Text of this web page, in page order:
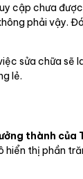
cập chưa
phải vậy.
sửa chữa sẽ
lẻ.
thành của
thị phần